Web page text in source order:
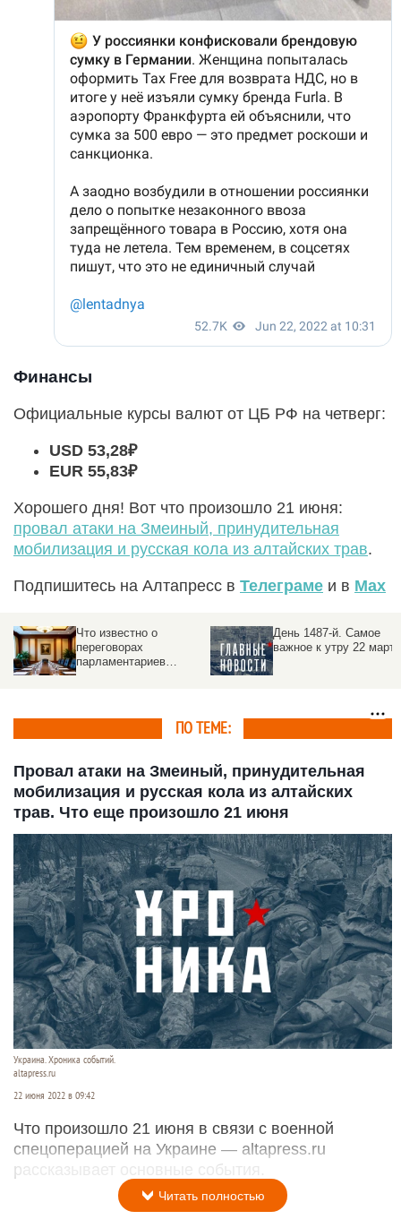
Финансы
Официальные курсы валют от ЦБ РФ на четверг:
USD 53,28₽
EUR 55,83₽
Хорошего дня! Вот что произошло 21 июня:
провал атаки на Змеиный, принудительная
мобилизация и русская кола из алтайских трав.
Подпишитесь на Алтапресс в Телеграме и в Max
День 1487-й. Самое
важное к утру 22 марта
День 1473-й. Самое
важное к утру 8 марта
ПО ТЕМЕ:
Провал атаки на Змеиный, принудительная
мобилизация и русская кола из алтайских
трав. Что еще произошло 21 июня
Украина. Хроника событий.
altapress.ru
22 июня 2022 в 09:42
Что произошло 21 июня в связи с военной
спецоперацией на Украине — altapress.ru
рассказывает основные события.
Читать полностью